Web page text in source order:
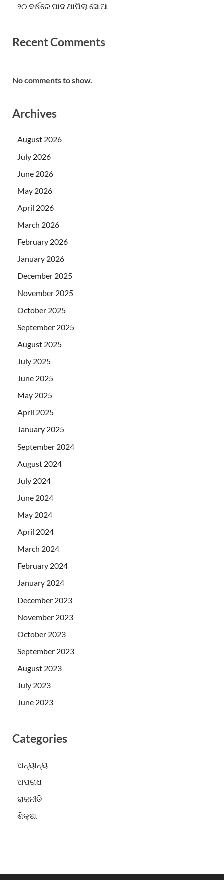
୨୦ ବର୍ଷରେ ପାଦ ଥାପିଲା ସୋଆ
Recent Comments
No comments to show.
Archives
August 2026
July 2026
June 2026
May 2026
April 2026
March 2026
February 2026
January 2026
December 2025
November 2025
October 2025
September 2025
August 2025
July 2025
June 2025
May 2025
April 2025
January 2025
September 2024
August 2024
July 2024
June 2024
May 2024
April 2024
March 2024
February 2024
January 2024
December 2023
November 2023
October 2023
September 2023
August 2023
July 2023
June 2023
Categories
ଅନ୍ୟାନ୍ୟ
ଅପରାଧ
ରାଜନୀତି
ଶିକ୍ଷା